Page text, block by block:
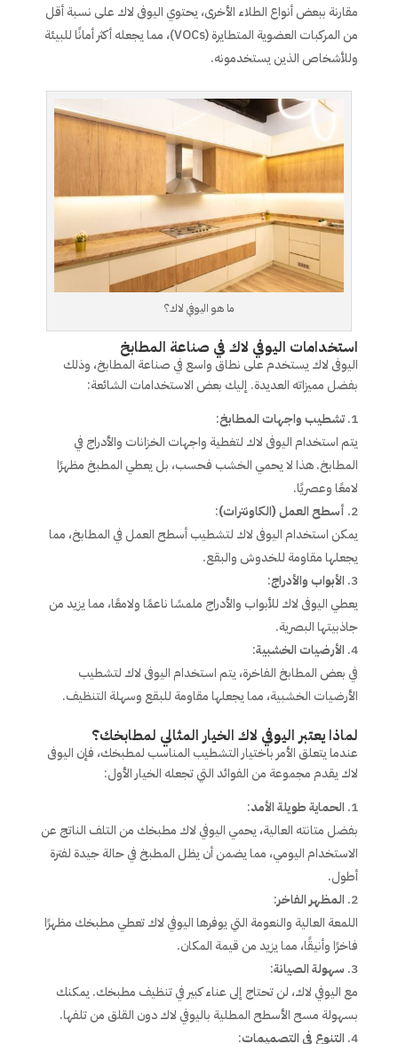
مقارنة ببعض أنواع الطلاء الأخرى، يحتوي اليوفى لاك على نسبة أقل
من المركبات العضوية المتطايرة (VOCs)، مما يجعله أكثر أمانًا للبيئة
وللأشخاص الذين يستخدمونه.
ما هو اليوفي لاك؟
استخدامات اليوفي لاك في صناعة المطابخ
اليوفى لاك يستخدم على نطاق واسع في صناعة المطابخ، وذلك
بفضل مميزاته العديدة. إليك بعض الاستخدامات الشائعة:
تشطيب واجهات المطابخ:
يتم استخدام اليوفى لاك لتغطية واجهات الخزانات والأدراج في
المطابخ. هذا لا يحمي الخشب فحسب، بل يعطي المطبخ مظهرًا
لامعًا وعصريًا.
أسطح العمل (الكاونترات):
يمكن استخدام اليوفى لاك لتشطيب أسطح العمل في المطابخ، مما
يجعلها مقاومة للخدوش والبقع.
الأبواب والأدراج:
يعطي اليوفى لاك للأبواب والأدراج ملمسًا ناعمًا ولامعًا، مما يزيد من
جاذبيتها البصرية.
الأرضيات الخشبية:
في بعض المطابخ الفاخرة، يتم استخدام اليوفى لاك لتشطيب
الأرضيات الخشبية، مما يجعلها مقاومة للبقع وسهلة التنظيف.
لماذا يعتبر اليوفي لاك الخيار المثالي لمطابخك؟
عندما يتعلق الأمر باختيار التشطيب المناسب لمطبخك، فإن اليوفى
لاك يقدم مجموعة من الفوائد التي تجعله الخيار الأول:
الحماية طويلة الأمد:
بفضل متانته العالية، يحمي اليوفي لاك مطبخك من التلف الناتج عن
الاستخدام اليومي، مما يضمن أن يظل المطبخ في حالة جيدة لفترة
أطول.
المظهر الفاخر:
اللمعة العالية والنعومة التي يوفرها اليوفي لاك تعطي مطبخك مظهرًا
فاخرًا وأنيقًا، مما يزيد من قيمة المكان.
سهولة الصيانة:
مع اليوفي لاك، لن تحتاج إلى عناء كبير في تنظيف مطبخك. يمكنك
بسهولة مسح الأسطح المطلية باليوفي لاك دون القلق من تلفها.
التنوع في التصميمات: